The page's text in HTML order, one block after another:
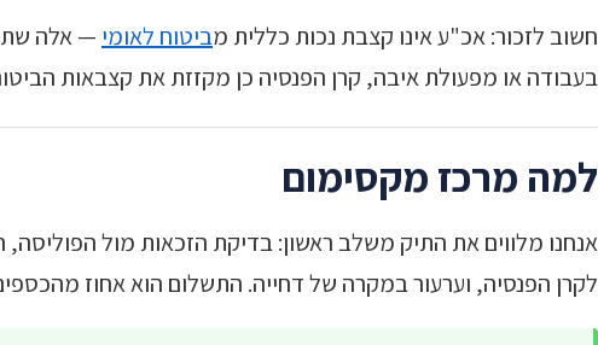
חשוב לזכור: אכ"ע אינו קצבת נכות כללית מביטוח לאומי — אלה
בעבודה או מפעולת איבה, קרן הפנסיה כן מקזזת את קצבאות
למה מרכז מקסימום
אנחנו מלווים את התיק משלב ראשון: בדיקת הזכאות מול
לקרן הפנסיה, וערעור במקרה של דחייה. התשלום הוא אחוז מהכספים שיתקבלו, ורק אחרי